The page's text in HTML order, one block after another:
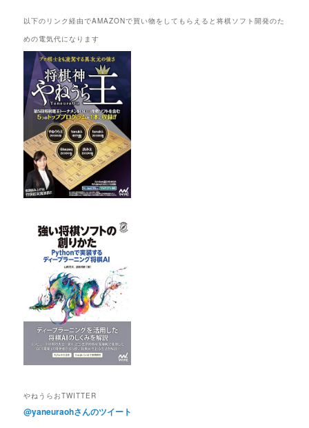
以下のリンク経由でAMAZONで買い物をしてもらえると将棋ソフト開発のた
めの電気代になります
やねうらおTWITTER
@yaneuraohさんのツイート